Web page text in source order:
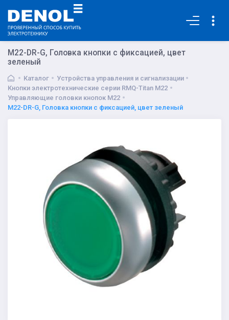
M22-DR-G, Головка кнопки с фиксацией, цвет
зеленый
Каталог
Устройства управления и сигнализации
Кнопки электротехнические серии RMQ-Titan M22
Управляющие головки кнопок M22
M22-DR-G, Головка кнопки с фиксацией, цвет зеленый